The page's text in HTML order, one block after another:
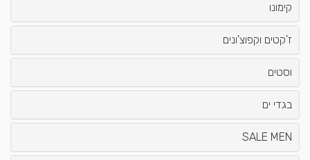
קימונו
ז'קטים וקפוצ'ונים
וסטים
בגדי ים
SALE MEN